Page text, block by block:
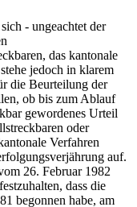
- ungeachtet der
das kantonale
jedoch in klarem
die Beurteilung der
ob bis zum Ablauf
gewordenes Urteil
oder
Verfahren
auf.
26. Februar 1982
dass die
begonnen habe, am